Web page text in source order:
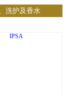
洗护及香水